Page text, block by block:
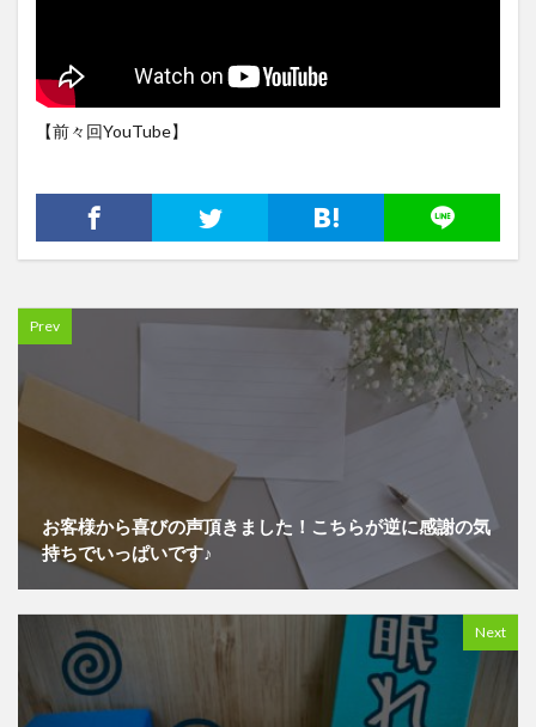
【前々回YouTube】
Prev
お客様から喜びの声頂きました！こちらが逆に感謝の気
持ちでいっぱいです♪
Next